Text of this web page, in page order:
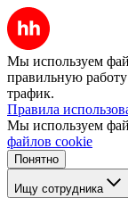
Мы используем
правильную работу
трафик.
Правила
Мы используем
файлов cookie
Понятно
Ищу сотрудника